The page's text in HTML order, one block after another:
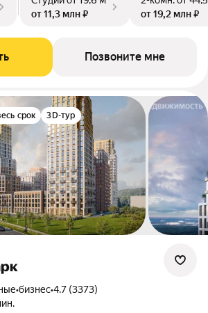
от 11,3 млн ₽
от 19,2 млн ₽
Позвоните мне
срок 3D-тур
•бизнес•4.7 (3373)